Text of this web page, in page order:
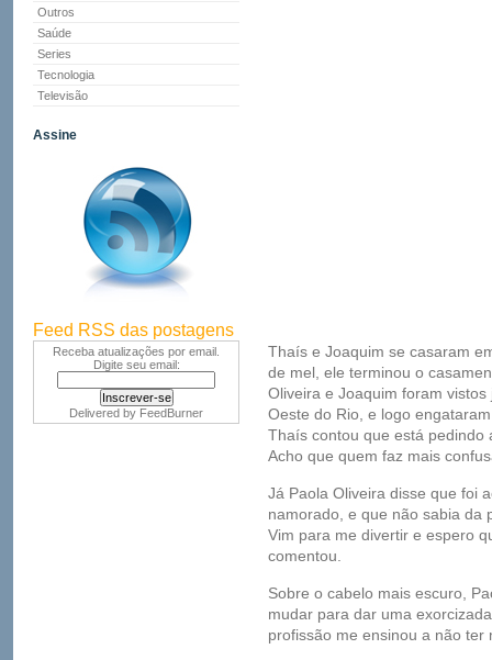
Outros
Saúde
Series
Tecnologia
Televisão
Assine
Feed RSS das postagens
Receba atualizações por email.
Digite seu email:
Delivered by FeedBurner
Thaís e Joaquim se casaram
de mel, ele terminou o
Oliveira e Joaquim foram
Oeste do Rio, e logo
Thaís contou que está pedindo
Acho que quem faz mais
Já Paola Oliveira disse que foi
namorado, e que não sabia da
Vim para me divertir e espero
comentou.
Sobre o cabelo mais escuro,
mudar para dar uma
profissão me ensinou a não ter